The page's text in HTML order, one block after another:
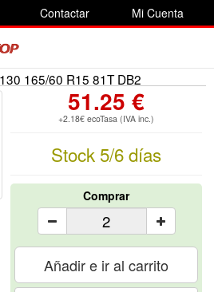
Contactar Mi Cuenta
165/60 R15 81T DB2
51.25 €
+2.18€ ecoTasa (IVA inc.)
Stock 5/6 días
Comprar
Añadir e ir al carrito